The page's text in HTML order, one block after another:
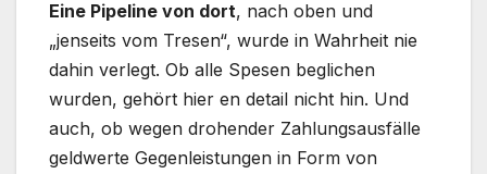
Eine Pipeline von dort, nach oben und
„jenseits vom Tresen“, wurde in Wahrheit nie
dahin verlegt. Ob alle Spesen beglichen
wurden, gehört hier en detail nicht hin. Und
auch, ob wegen drohender Zahlungsausfälle
geldwerte Gegenleistungen in Form von